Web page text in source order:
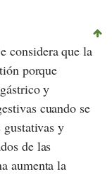
considera que la
porque
y
cuando se
y
de las
aumenta la